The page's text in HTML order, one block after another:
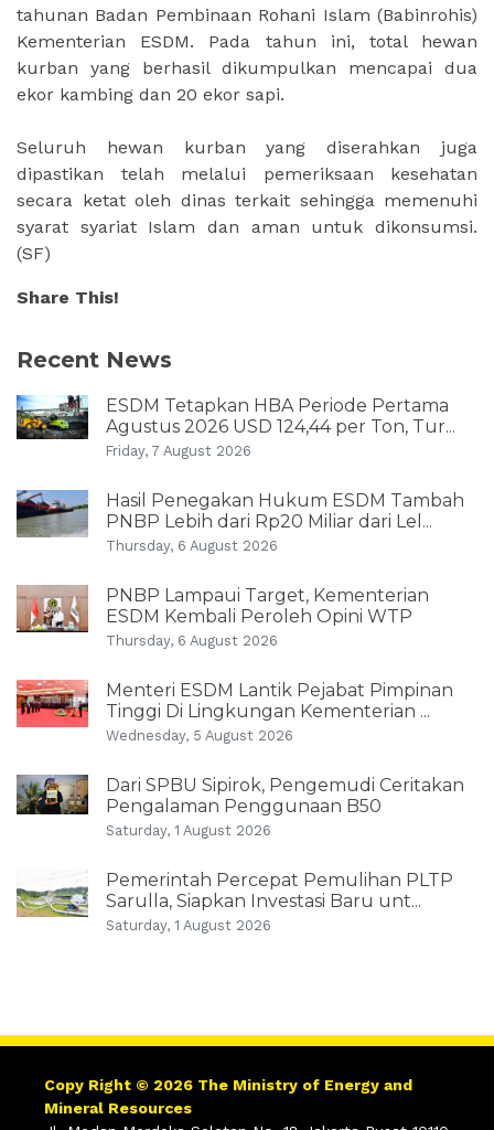
tahunan Badan Pembinaan Rohani Islam (Babinrohis)
Kementerian ESDM. Pada tahun ini, total hewan
kurban yang berhasil dikumpulkan mencapai dua
ekor kambing dan 20 ekor sapi.
Seluruh hewan kurban yang diserahkan juga
dipastikan telah melalui pemeriksaan kesehatan
secara ketat oleh dinas terkait sehingga memenuhi
syarat syariat Islam dan aman untuk dikonsumsi.
(SF)
Share This!
Recent News
ESDM Tetapkan HBA Periode Pertama
Agustus 2026 USD 124,44 per Ton, Tur...
Friday, 7 August 2026
Hasil Penegakan Hukum ESDM Tambah
PNBP Lebih dari Rp20 Miliar dari Lel...
Thursday, 6 August 2026
PNBP Lampaui Target, Kementerian
ESDM Kembali Peroleh Opini WTP
Thursday, 6 August 2026
Menteri ESDM Lantik Pejabat Pimpinan
Tinggi Di Lingkungan Kementerian ...
Wednesday, 5 August 2026
Dari SPBU Sipirok, Pengemudi Ceritakan
Pengalaman Penggunaan B50
Saturday, 1 August 2026
Pemerintah Percepat Pemulihan PLTP
Sarulla, Siapkan Investasi Baru unt...
Saturday, 1 August 2026
Copy Right © 2026 The Ministry of Energy and
Mineral Resources